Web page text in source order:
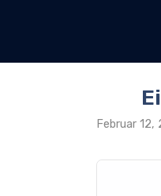
Februar 12,